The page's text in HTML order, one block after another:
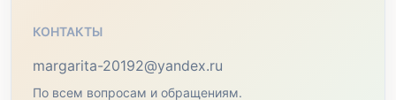
КОНТАКТЫ
margarita-20192@yandex.ru
По всем вопросам и обращениям.